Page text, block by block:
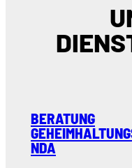
BERATUNG
NDA